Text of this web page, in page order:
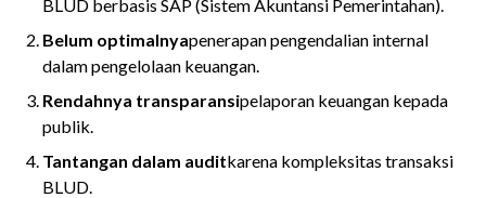
BLUD berbasis SAP (Sistem Akuntansi Pemerintahan).
Belum optimalnyapenerapan pengendalian internal
dalam pengelolaan keuangan.
Rendahnya transparansipelaporan keuangan kepada
publik.
Tantangan dalam auditkarena kompleksitas transaksi
BLUD.